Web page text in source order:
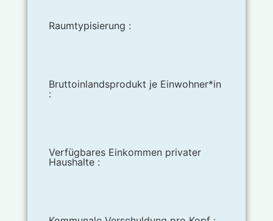
Raumtypisierung :
Bruttoinlandsprodukt je Einwohner*in
:
Verfügbares Einkommen privater
Haushalte :